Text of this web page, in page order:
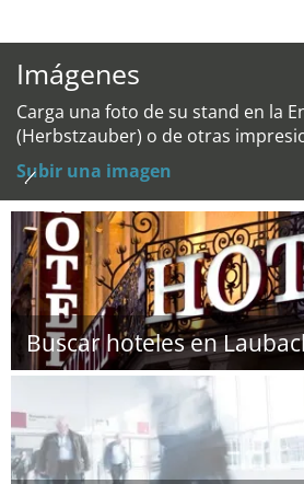
Imágenes
Carga una foto de su stand en la
(Herbstzauber) o de otras
Subir una imagen
Buscar hoteles en